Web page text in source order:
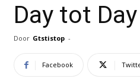
Day tot
Door Gtstistop -
Facebook